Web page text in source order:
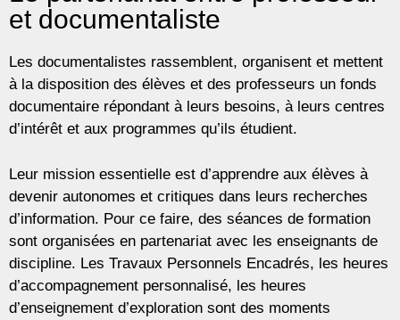
et documentaliste
Les documentalistes rassemblent, organisent et mettent
à la disposition des élèves et des professeurs un fonds
documentaire répondant à leurs besoins, à leurs centres
d’intérêt et aux programmes qu’ils étudient.
Leur mission essentielle est d’apprendre aux élèves à
devenir autonomes et critiques dans leurs recherches
d’information. Pour ce faire, des séances de formation
sont organisées en partenariat avec les enseignants de
discipline. Les Travaux Personnels Encadrés, les heures
d’accompagnement personnalisé, les heures
d’enseignement d’exploration sont des moments